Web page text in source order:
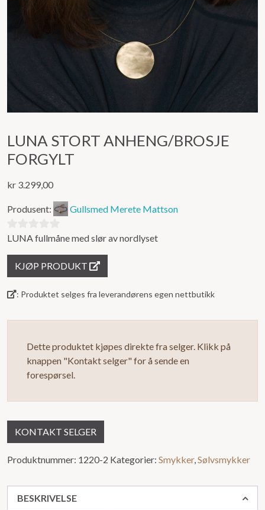
LUNA STORT ANHENG/BROSJE
FORGYLT
kr 3.299,00
Produsent: Gullsmed Merete Mattson
0LUNA fullmåne med slør av nordlyset
KJØP PRODUKT
: Produktet selges fra leverandørens egen nettbutikk
Dette produktet kjøpes direkte fra selger. Klikk på
knappen "Kontakt selger" for å sende en
forespørsel.
KONTAKT SELGER
Produktnummer: 1220-2 Kategorier: Smykker,Sølvsmykker
BESKRIVELSE